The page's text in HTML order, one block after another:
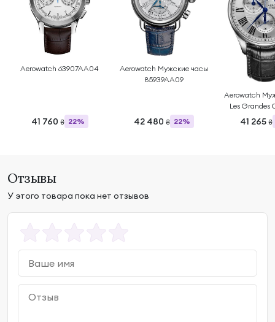
Aerowatch 63907AA04
41 760 ₴ 22%
Aerowatch Мужские часы
85939AA09
42 480 ₴ 22%
Aerowatch
Les Grandes
Chronograph
41 265 ₴
Отзывы
У этого товара пока нет отзывов